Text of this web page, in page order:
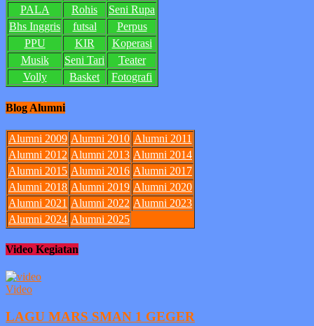
PALA
Rohis
Seni Rupa
Bhs Inggris
futsal
Perpus
PPU
KIR
Koperasi
Musik
Seni Tari
Teater
Volly
Basket Fotografi
Blog Alumni
Alumni 2009 Alumni 2010 Alumni 2011
Alumni 2012 Alumni 2013 Alumni 2014
Alumni 2015 Alumni 2016 Alumni 2017
Alumni 2018 Alumni 2019 Alumni 2020
Alumni 2021 Alumni 2022 Alumni 2023
Alumni 2024 Alumni 2025
Video Kegiatan
Video
LAGU MARS SMAN 1 GEGER